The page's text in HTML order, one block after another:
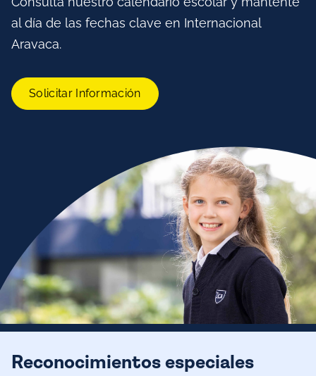
al día de las fechas clave en Internacional
Aravaca.
Solicitar Información
Reconocimientos especiales